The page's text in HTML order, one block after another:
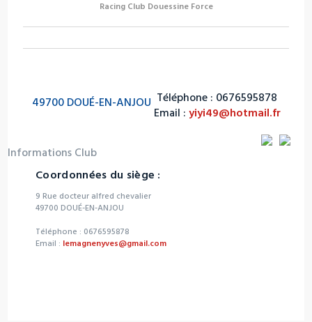
Racing Club Douessine Force
49700 DOUÉ-EN-ANJOU Téléphone : 0676595878
Email : yiyi49@hotmail.fr
Informations Club
Coordonnées du siège :
9 Rue docteur alfred chevalier
49700 DOUÉ-EN-ANJOU
Téléphone : 0676595878
Email : lemagnenyves@gmail.com